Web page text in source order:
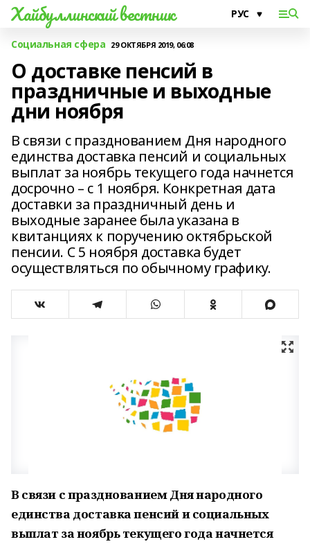
Хайбуллинский вестник
Социальная сфера 29 ОКТЯБРЯ 2019, 06:08
О доставке пенсий в
праздничные и выходные
дни ноября
В связи с празднованием Дня народного
единства доставка пенсий и социальных
выплат за ноябрь текущего года начнется
досрочно – с 1 ноября. Конкретная дата
доставки за праздничный день и
выходные заранее была указана в
квитанциях к поручению октябрьской
пенсии. С 5 ноября доставка будет
осуществляться по обычному графику.
В связи с празднованием Дня народного
единства доставка пенсий и социальных
выплат за ноябрь текущего года начнется